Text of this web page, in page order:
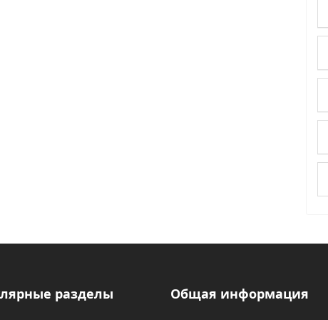
разделы Общая информация